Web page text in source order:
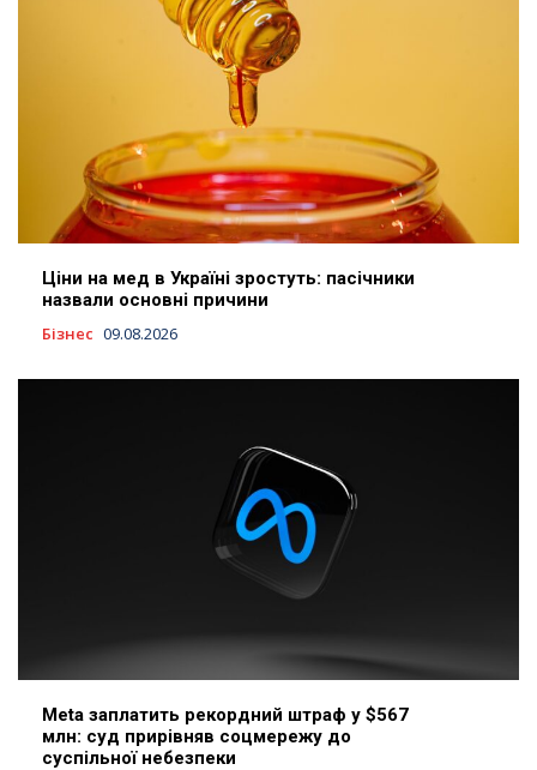
Ціни на мед в Україні зростуть: пасічники
назвали основні причини
Бізнес 09.08.2026
Meta заплатить рекордний штраф у $567
млн: суд прирівняв соцмережу до
суспільної небезпеки